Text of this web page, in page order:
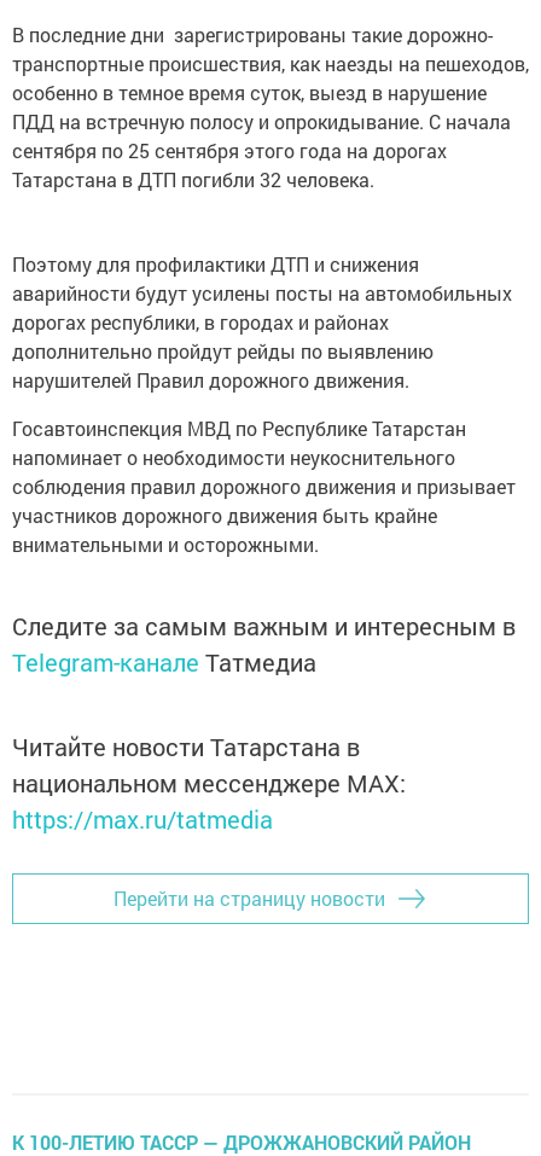
В последние дни зарегистрированы такие дорожно-
транспортные происшествия, как наезды на пешеходов,
особенно в темное время суток, выезд в нарушение
ПДД на встречную полосу и опрокидывание. С начала
сентября по 25 сентября этого года на дорогах
Татарстана в ДТП погибли 32 человека.
Поэтому для профилактики ДТП и снижения
аварийности будут усилены посты на автомобильных
дорогах республики, в городах и районах
дополнительно пройдут рейды по выявлению
нарушителей Правил дорожного движения.
Госавтоинспекция МВД по Республике Татарстан
напоминает о необходимости неукоснительного
соблюдения правил дорожного движения и призывает
участников дорожного движения быть крайне
внимательными и осторожными.
Следите за самым важным и интересным в
Telegram-канале Татмедиа
Читайте новости Татарстана в
национальном мессенджере MАХ:
https://max.ru/tatmedia
Перейти на страницу новости
К 100-ЛЕТИЮ ТАССР — ДРОЖЖАНОВСКИЙ РАЙОН